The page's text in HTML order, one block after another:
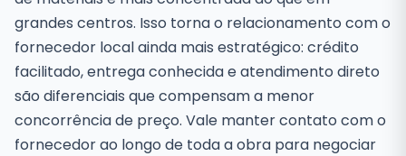
grandes centros. Isso torna o relacionamento com o
fornecedor local ainda mais estratégico: crédito
facilitado, entrega conhecida e atendimento direto
são diferenciais que compensam a menor
concorrência de preço. Vale manter contato com o
fornecedor ao longo de toda a obra para negociar